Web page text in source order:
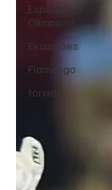
Esportes
Olímpicos
Excursões
Flamengo
torcida